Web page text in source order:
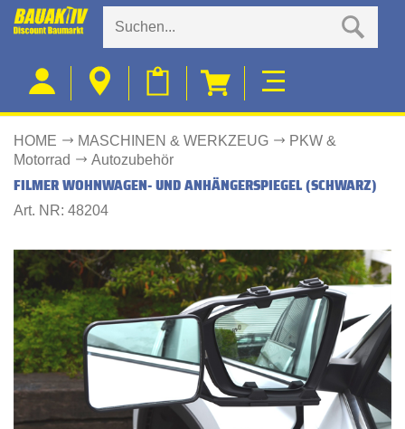
HOME MASCHINEN & WERKZEUG
PKW &
Motorrad
Autozubehör
FILMER WOHNWAGEN- UND ANHÄNGERSPIEGEL (SCHWARZ)
Art. NR: 48204